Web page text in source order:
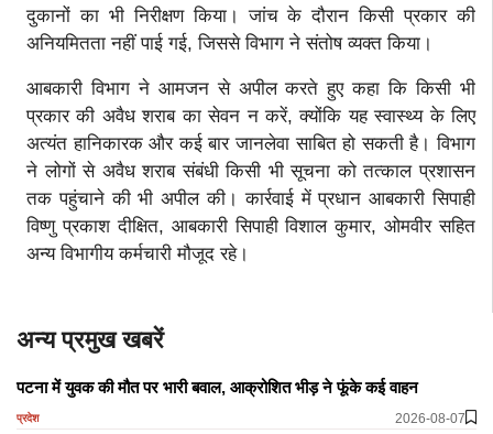
दुकानों का भी निरीक्षण किया। जांच के दौरान किसी प्रकार की
अनियमितता नहीं पाई गई, जिससे विभाग ने संतोष व्यक्त किया।
आबकारी विभाग ने आमजन से अपील करते हुए कहा कि किसी भी
प्रकार की अवैध शराब का सेवन न करें, क्योंकि यह स्वास्थ्य के लिए
अत्यंत हानिकारक और कई बार जानलेवा साबित हो सकती है। विभाग
ने लोगों से अवैध शराब संबंधी किसी भी सूचना को तत्काल प्रशासन
तक पहुंचाने की भी अपील की। कार्रवाई में प्रधान आबकारी सिपाही
विष्णु प्रकाश दीक्षित, आबकारी सिपाही विशाल कुमार, ओमवीर सहित
अन्य विभागीय कर्मचारी मौजूद रहे।
अन्य प्रमुख खबरें
पटना में युवक की मौत पर भारी बवाल, आक्रोशित भीड़ ने फूंके कई वाहन
प्रदेश 2026-08-07